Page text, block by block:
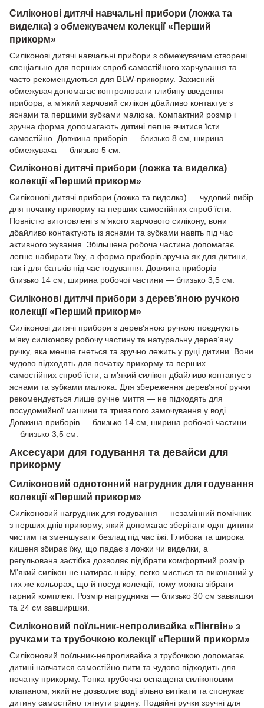
Силіконові дитячі навчальні прибори (ложка та
виделка) з обмежувачем колекції «Перший
прикорм»
Силіконові дитячі навчальні прибори з обмежувачем створені
спеціально для перших спроб самостійного харчування та
часто рекомендуються для BLW-прикорму. Захисний
обмежувач допомагає контролювати глибину введення
прибора, а м’який харчовий силікон дбайливо контактує з
яснами та першими зубками малюка. Компактний розмір і
зручна форма допомагають дитині легше вчитися їсти
самостійно. Довжина приборів — близько 8 см, ширина
обмежувача — близько 5 см.
Силіконові дитячі прибори (ложка та виделка)
колекції «Перший прикорм»
Силіконові дитячі прибори (ложка та виделка) — чудовий вибір
для початку прикорму та перших самостійних спроб їсти.
Повністю виготовлені з м’якого харчового силікону, вони
дбайливо контактують із яснами та зубками навіть під час
активного жування. Збільшена робоча частина допомагає
легше набирати їжу, а форма приборів зручна як для дитини,
так і для батьків під час годування. Довжина приборів —
близько 14 см, ширина робочої частини — близько 3,5 см.
Силіконові дитячі прибори з дерев’яною ручкою
колекції «Перший прикорм»
Силіконові дитячі прибори з дерев’яною ручкою поєднують
м’яку силіконову робочу частину та натуральну дерев’яну
ручку, яка менше гнеться та зручно лежить у руці дитини. Вони
чудово підходять для початку прикорму та перших
самостійних спроб їсти, а м’який силікон дбайливо контактує з
яснами та зубками малюка. Для збереження дерев’яної ручки
рекомендується лише ручне миття — не підходять для
посудомийної машини та тривалого замочування у воді.
Довжина приборів — близько 14 см, ширина робочої частини
— близько 3,5 см.
Аксесуари для годування та девайси для
прикорму
Силіконовий однотонний нагрудник для годування
колекції «Перший прикорм»
Силіконовий нагрудник для годування — незамінний помічник
з перших днів прикорму, який допомагає зберігати одяг дитини
чистим та зменшувати безлад під час їжі. Глибока та широка
кишеня збирає їжу, що падає з ложки чи виделки, а
регульована застібка дозволяє підібрати комфортний розмір.
М’який силікон не натирає шкіру, легко миється та виконаний у
тих же кольорах, що й посуд колекції, тому можна зібрати
гарний комплект. Розмір нагрудника — близько 30 см заввишки
та 24 см завширшки.
Силіконовий поїльник-непроливайка «Пінгвін» з
ручками та трубочкою колекції «Перший прикорм»
Силіконовий поїльник-непроливайка з трубочкою допомагає
дитині навчатися самостійно пити та чудово підходить для
початку прикорму. Тонка трубочка оснащена силіконовим
клапаном, який не дозволяє воді вільно витікати та спонукає
дитину самостійно тягнути рідину. Подвійні ручки зручні для